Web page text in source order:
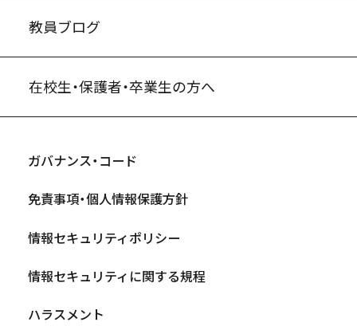
教員ブログ
在校生・保護者・卒業生の方へ
ガバナンス・コード
免責事項・個人情報保護方針
情報セキュリティポリシー
情報セキュリティに関する規程
ハラスメント